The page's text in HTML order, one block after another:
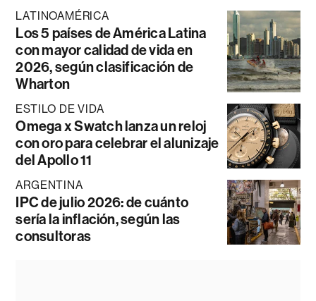
LATINOAMÉRICA
Los 5 países de América Latina
con mayor calidad de vida en
2026, según clasificación de
Wharton
ESTILO DE VIDA
Omega x Swatch lanza un reloj
con oro para celebrar el alunizaje
del Apollo 11
ARGENTINA
IPC de julio 2026: de cuánto
sería la inflación, según las
consultoras